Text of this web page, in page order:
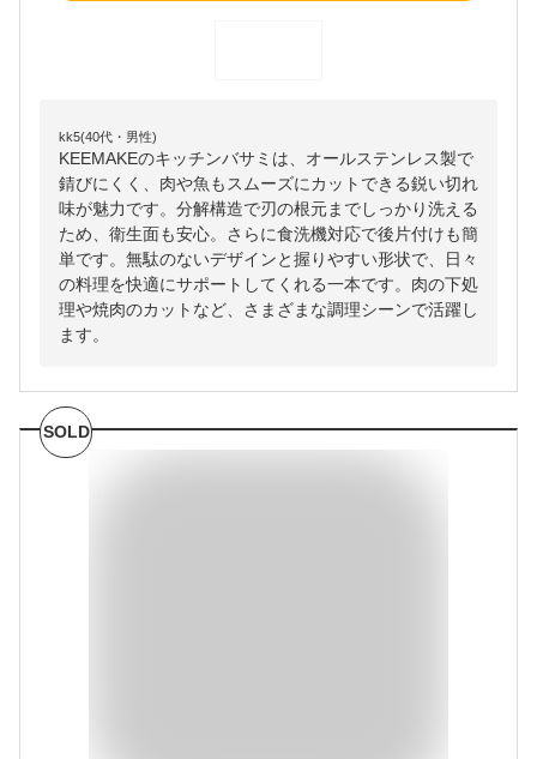
kk5(40代・男性)
KEEMAKEのキッチンバサミは、オールステンレス製で
錆びにくく、肉や魚もスムーズにカットできる鋭い切れ
味が魅力です。分解構造で刃の根元までしっかり洗える
ため、衛生面も安心。さらに食洗機対応で後片付けも簡
単です。無駄のないデザインと握りやすい形状で、日々
の料理を快適にサポートしてくれる一本です。肉の下処
理や焼肉のカットなど、さまざまな調理シーンで活躍し
ます。
SOLD